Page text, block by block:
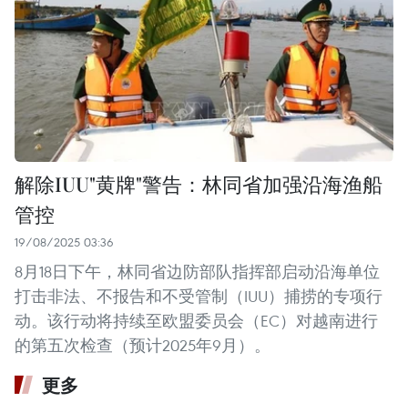
解除IUU"黄牌"警告：林同省加强沿海渔船
管控
19/08/2025 03:36
8月18日下午，林同省边防部队指挥部启动沿海单位
打击非法、不报告和不受管制（IUU）捕捞的专项行
动。该行动将持续至欧盟委员会（EC）对越南进行
的第五次检查（预计2025年9月）。 ​
更多